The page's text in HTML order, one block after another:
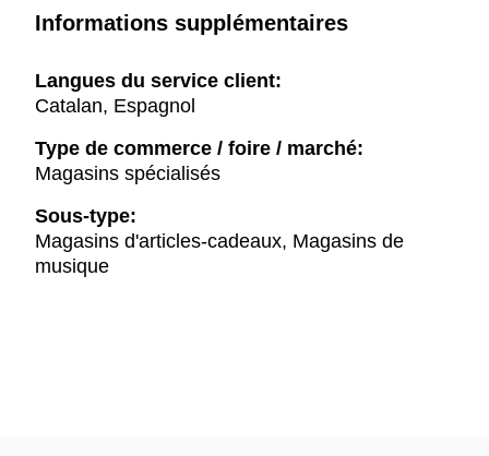
Informations supplémentaires
Langues du service client:
Catalan, Espagnol
Type de commerce / foire / marché:
Magasins spécialisés
Sous-type:
Magasins d'articles-cadeaux, Magasins de
musique